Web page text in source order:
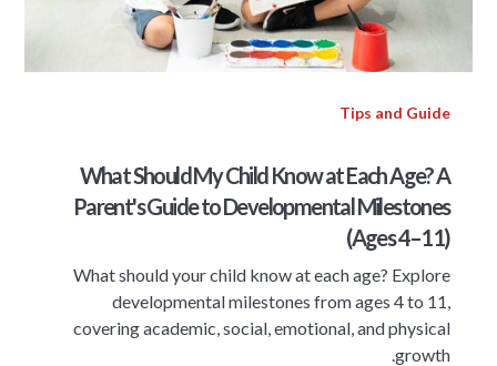
Tips and Guide
What Should My Child Know at Each Age? A
Parent's Guide to Developmental Milestones
(Ages 4–11)
What should your child know at each age? Explore
developmental milestones from ages 4 to 11,
covering academic, social, emotional, and physical
growth.